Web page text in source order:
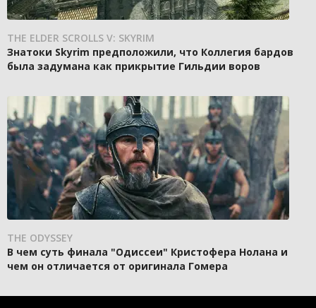
THE ELDER SCROLLS V: SKYRIM
Знатоки Skyrim предположили, что Коллегия бардов
была задумана как прикрытие Гильдии воров
THE ODYSSEY
В чем суть финала "Одиссеи" Кристофера Нолана и
чем он отличается от оригинала Гомера